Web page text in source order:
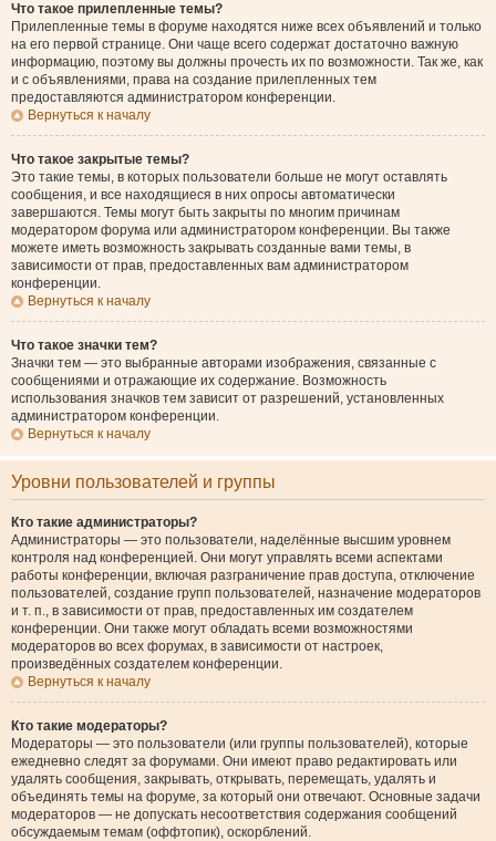
Что такое прилепленные темы?
Прилепленные темы в форуме находятся ниже всех объявлений и только
на его первой странице. Они чаще всего содержат достаточно важную
информацию, поэтому вы должны прочесть их по возможности. Так же, как
и с объявлениями, права на создание прилепленных тем
предоставляются администратором конференции.
Вернуться к началу
Что такое закрытые темы?
Это такие темы, в которых пользователи больше не могут оставлять
сообщения, и все находящиеся в них опросы автоматически
завершаются. Темы могут быть закрыты по многим причинам
модератором форума или администратором конференции. Вы также
можете иметь возможность закрывать созданные вами темы, в
зависимости от прав, предоставленных вам администратором
конференции.
Вернуться к началу
Что такое значки тем?
Значки тем — это выбранные авторами изображения, связанные с
сообщениями и отражающие их содержание. Возможность
использования значков тем зависит от разрешений, установленных
администратором конференции.
Вернуться к началу
Уровни пользователей и группы
Кто такие администраторы?
Администраторы — это пользователи, наделённые высшим уровнем
контроля над конференцией. Они могут управлять всеми аспектами
работы конференции, включая разграничение прав доступа, отключение
пользователей, создание групп пользователей, назначение модераторов
и т. п., в зависимости от прав, предоставленных им создателем
конференции. Они также могут обладать всеми возможностями
модераторов во всех форумах, в зависимости от настроек,
произведённых создателем конференции.
Вернуться к началу
Кто такие модераторы?
Модераторы — это пользователи (или группы пользователей), которые
ежедневно следят за форумами. Они имеют право редактировать или
удалять сообщения, закрывать, открывать, перемещать, удалять и
объединять темы на форуме, за который они отвечают. Основные задачи
модераторов — не допускать несоответствия содержания сообщений
обсуждаемым темам (оффтопик), оскорблений.